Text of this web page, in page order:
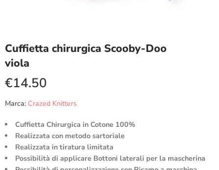
Cuffietta chirurgica Scooby-Doo
viola
€14.50
Marca: Crazed Knitters
Cuffietta Chirurgica in Cotone 100%
Realizzata con metodo sartoriale
Realizzata in tiratura limitata
Possibilità di applicare Bottoni laterali per la mascherina